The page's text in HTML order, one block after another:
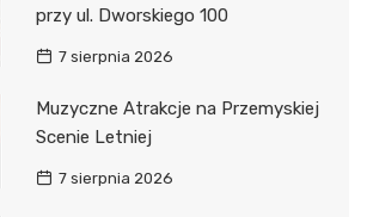
przy ul. Dworskiego 100
7 sierpnia 2026
Muzyczne Atrakcje na Przemyskiej
Scenie Letniej
7 sierpnia 2026